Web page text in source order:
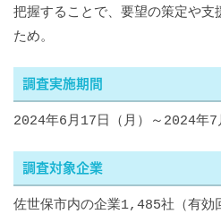
把握することで、要望の策定や支
ため。
調査実施期間
2024年6月17日（月）～2024年7
調査対象企業
佐世保市内の企業1,485社（有